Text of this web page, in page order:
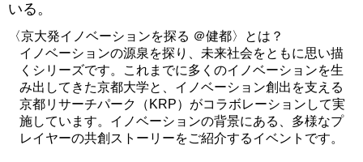
いる。
〈京大発イノベーションを探る ＠健都〉とは？
イノベーションの源泉を探り、未来社会をともに思い描
くシリーズです。これまでに多くのイノベーションを生
み出してきた京都大学と、イノベーション創出を支える
京都リサーチパーク（KRP）がコラボレーションして実
施しています。イノベーションの背景にある、多様なプ
レイヤーの共創ストーリーをご紹介するイベントです。